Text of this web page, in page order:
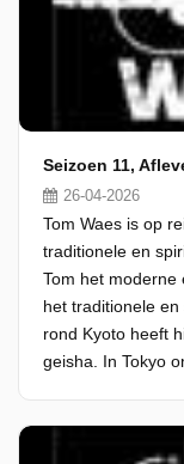
Seizoen 11,
26-04-2026
Tom Waes is op
traditionele en
Tom het moderne
het traditionele
rond Kyoto heeft
geisha. In Tokyo